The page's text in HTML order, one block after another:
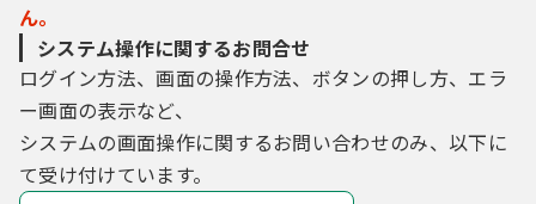
ん。
システム操作に関するお問合せ
ログイン方法、画面の操作方法、ボタンの押し方、エラ
ー画面の表示など、
システムの画面操作に関するお問い合わせのみ、以下に
て受け付けています。